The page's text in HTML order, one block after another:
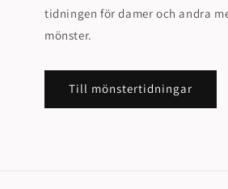
tidningen för damer och andra
mönster.
Till mönstertidningar